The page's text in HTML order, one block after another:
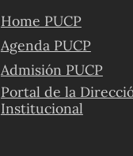
Home PUCP
Agenda PUCP
Admisión PUCP
Portal de la
Institucional